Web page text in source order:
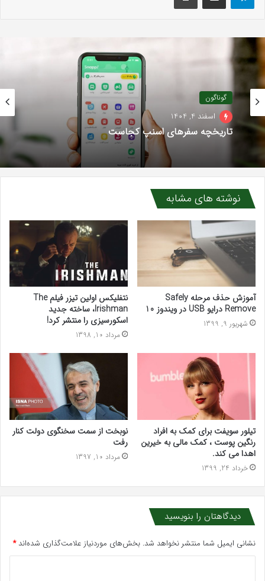
گوناگون
اسفند 4, 1404
تاریخچه سفرهای اسنپ کجاست
نوشته های مشابه
آموزش حذف مرحله Safely
Remove درایو USB در ویندوز 10
شهریور 9, 1399
نتفلیکس اولین تیزر فیلم The
Irishman، ساخته جدید
اسکورسیزی را منتشر کرد!
مرداد 10, 1398
تیلور سویفت برای کمک به افراد
رنگین پوست ، کمک مالی به خیرین
اهدا می کند.
خرداد 24, 1399
نوبخت از سمت سخنگوی دولت کنار
رفت
مرداد 10, 1397
دیدگاهتان را بنویسید
نشانی ایمیل شما منتشر نخواهد شد. بخش‌های موردنیاز علامت‌گذاری شده‌اند*